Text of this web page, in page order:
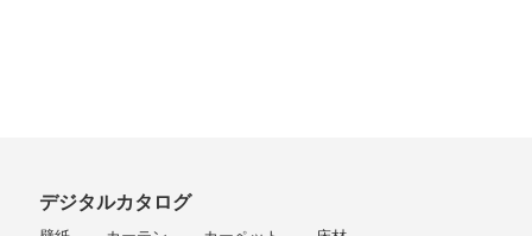
デジタルカタログ